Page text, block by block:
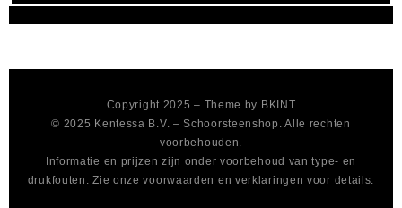
Copyright 2025 – Theme by BKINT
© 2025 Kentessa B.V. – Schoorsteenshop. Alle rechten
voorbehouden.
Informatie en prijzen zijn onder voorbehoud van type- en
drukfouten. Zie onze voorwaarden en verklaringen voor details.